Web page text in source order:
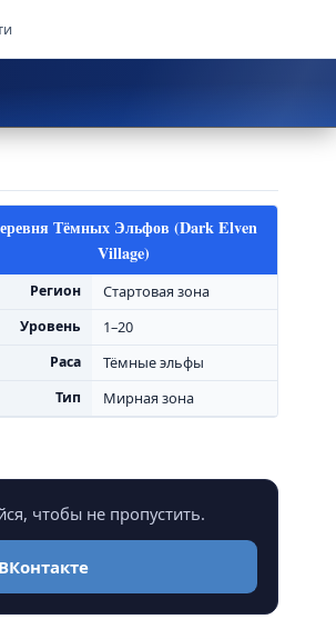
Тёмных Эльфов (Dark Elven
Village)
Регион Стартовая зона
Уровень 1–20
Раса Тёмные эльфы
Тип Мирная зона
чтобы не пропустить.
ВКонтакте